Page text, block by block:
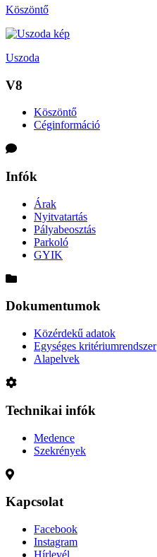
Köszöntő
Uszoda
V8
Köszöntő
Céginformáció
Infók
Árak
Nyitvatartás
Pályabeosztás
Parkoló
GYIK
Dokumentumok
Közérdekű adatok
Egységes kritériumrendszer
Alapelvek
Technikai infók
Medence
Szekrények
Kapcsolat
Facebook
Instagram
Hírlevél